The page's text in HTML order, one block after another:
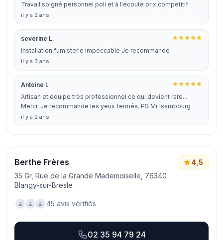
Travail soigné personnel poli et à l'écoute prix compétitif
il y a 2 ans
severine L.
Installation fumisterie impeccable Je recommande
il y a 3 ans
Antoine I.
Artisan et équipe très professionnel ce qui devient rare...
Merci. Je recommande les yeux fermés. PS Mr Isambourg
il y a 2 ans
Berthe Frères
35 Gr, Rue de la Grande Mademoiselle, 76340
Blangy-sur-Bresle
4,5
45 avis vérifiés
02 35 94 79 24